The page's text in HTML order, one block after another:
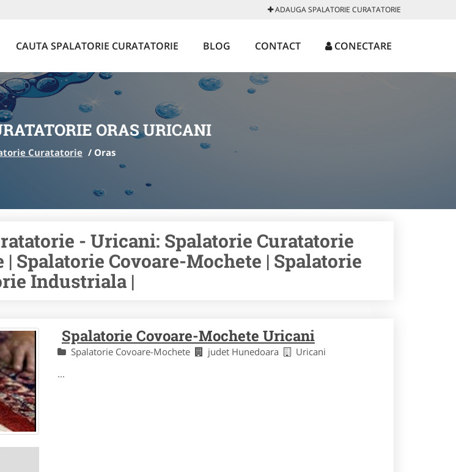
ADAUGA SPALATORIE CURATATORIE
CAUTA SPALATORIE CURATATORIE BLOG CONTACT CONECTARE
ORAS URICANI
Curatatorie / Oras
- Uricani: Spalatorie Curatatorie
Spalatorie Covoare-Mochete | Spalatorie
Industriala |
Spalatorie Covoare-Mochete Uricani
Spalatorie Covoare-Mochete judet Hunedoara
Uricani
...